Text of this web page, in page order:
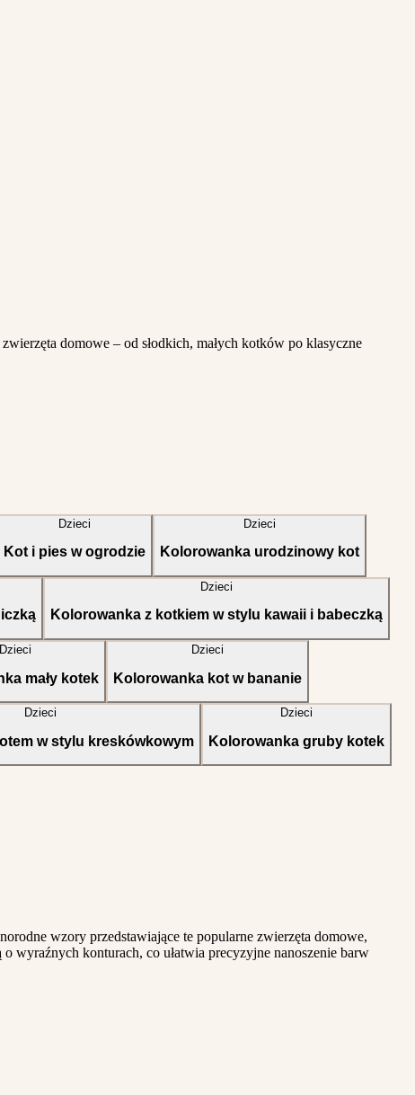
domowe – od słodkich, małych kotków po klasyczne
Dzieci
Kot i pies w ogrodzie
Dzieci
Kolorowanka urodzinowy kot
Dzieci
Kolorowanka z kotkiem w stylu kawaii i babeczką
Dzieci
mały kotek
Dzieci
Kolorowanka kot w bananie
Dzieci
w stylu kreskówkowym
Dzieci
Kolorowanka gruby kotek
wzory przedstawiające te popularne zwierzęta domowe,
wyraźnych konturach, co ułatwia precyzyjne nanoszenie barw